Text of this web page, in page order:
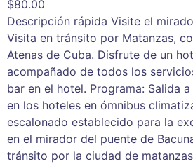
$80.00
Descripción rápida Visite el
Visita en tránsito por Matanzas,
Atenas de Cuba. Disfrute de un
acompañado de todos los
bar en el hotel. Programa: Salida
en los hoteles en ómnibus
escalonado establecido para la
en el mirador del puente de
tránsito por la ciudad de